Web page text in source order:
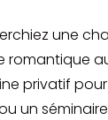
une
romantique
privatif
un